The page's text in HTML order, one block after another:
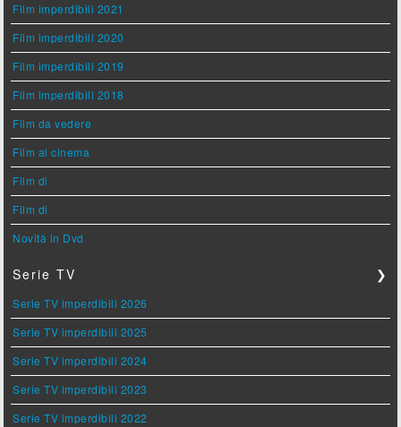
Film imperdibili 2021
Film imperdibili 2020
Film imperdibili 2019
Film imperdibili 2018
Film da vedere
Film al cinema
Film di
Film di
Novità in Dvd
Serie TV ❯
Serie TV imperdibili 2026
Serie TV imperdibili 2025
Serie TV imperdibili 2024
Serie TV imperdibili 2023
Serie TV imperdibili 2022